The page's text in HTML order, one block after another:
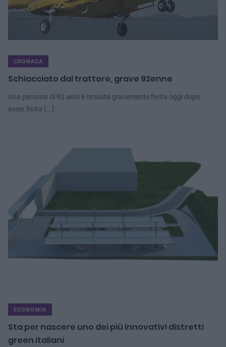
CRONACA
Schiacciato dal trattore, grave 92enne
Una persona di 92 anni è rimasta gravemente ferita oggi dopo
esser finita [...]
ECONOMIA
Sta per nascere uno dei più innovativi distretti
green italiani